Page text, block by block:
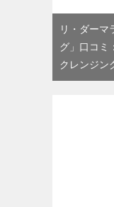
リ・ダーマ
グ」口コミ
クレンジン